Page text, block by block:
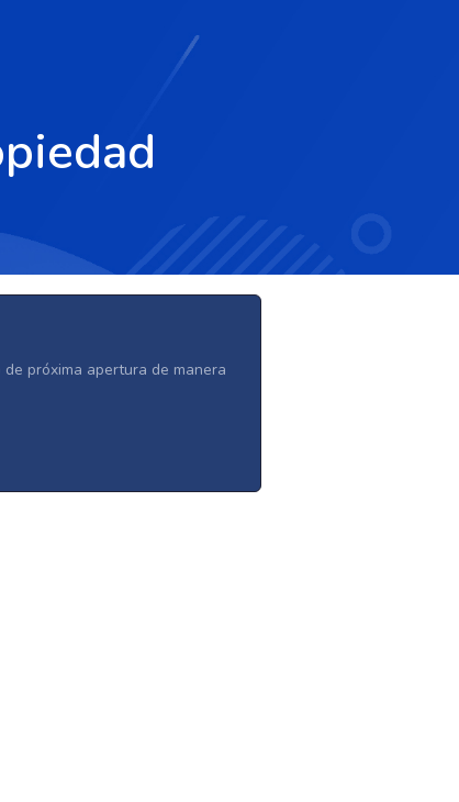
próxima apertura de manera